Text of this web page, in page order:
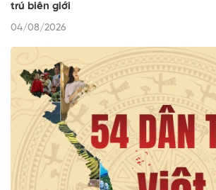
trú biên giới
04/08/2026